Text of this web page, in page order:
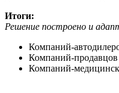
Итоги:
Решение построено и
Компаний-
Компаний-
Компаний-